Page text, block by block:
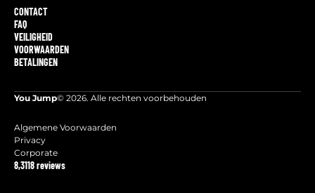
CONTACT
FAQ
VEILIGHEID
VOORWAARDEN
BETALINGEN
You Jump© 2026. Alle rechten voorbehouden
Algemene Voorwaarden
Privacy
Corporate
8,3118 reviews